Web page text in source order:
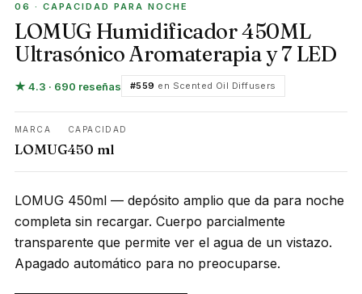
06 · CAPACIDAD PARA NOCHE
LOMUG Humidificador 450ML
Ultrasónico Aromaterapia y 7 LED
★ 4.3 · 690 reseñas #559 en Scented Oil Diffusers
MARCA
LOMUG
CAPACIDAD
450 ml
LOMUG 450ml — depósito amplio que da para noche
completa sin recargar. Cuerpo parcialmente
transparente que permite ver el agua de un vistazo.
Apagado automático para no preocuparse.